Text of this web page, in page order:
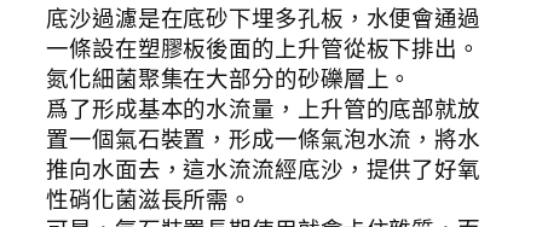
底沙過濾是在底砂下埋多孔板，水便會通過
一條設在塑膠板後面的上升管從板下排出。
氮化細菌聚集在大部分的砂礫層上。
爲了形成基本的水流量，上升管的底部就放
置一個氣石裝置，形成一條氣泡水流，將水
推向水面去，這水流流經底沙，提供了好氧
性硝化菌滋長所需。